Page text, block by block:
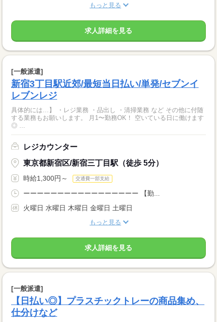
もっと見る
求人詳細を見る
[一般派遣]
新宿3丁目駅近郊/最短当日払い/単発/セブンイ
レブンレジ
具体的には…】 ・レジ業務 ・品出し ・清掃業務 など その他に付随
する業務もお願いします。 月1〜勤務OK！ 空いている日に働けます
◎ ...
レジカウンター
東京都新宿区/新宿三丁目駅（徒歩 5分）
時給1,300円～ 交通費一部支給
ーーーーーーーーーーーーーーーーー 【勤...
火曜日 水曜日 木曜日 金曜日 土曜日
もっと見る
求人詳細を見る
[一般派遣]
【日払い◎】プラスチックトレーの商品集め、
仕分けなど